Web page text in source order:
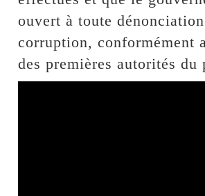
ouvert à toute dénonciation
corruption, conformément
des premières autorités du